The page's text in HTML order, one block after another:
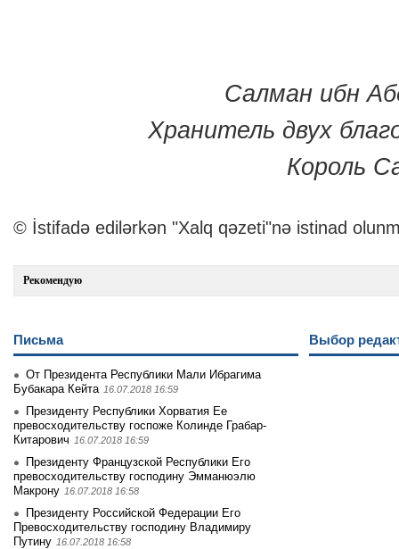
Салман ибн
Хранитель двух
Король
© İstifadə edilərkən "Xalq qəzeti"nə istinad
Рекомендую
Письма
От Президента Республики Мали Ибрагима
Бубакара Кейта 16.07.2018 16:59
Президенту Республики Хорватия Ее
превосходительству госпоже Колинде Грабар-
Китарович 16.07.2018 16:59
Президенту Французской Республики Его
превосходительству господину Эмманюэлю
Макрону 16.07.2018 16:58
Президенту Российской Федерации Его
Превосходительству господину Владимиру
Путину 16.07.2018 16:58
Выбор